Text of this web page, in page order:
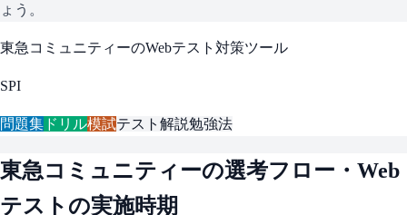
ょう。
東急コミュニティーのWebテスト対策ツール
SPI
問題集 ドリル模試テスト解説勉強法
東急コミュニティーの選考フロー・Web
テストの実施時期